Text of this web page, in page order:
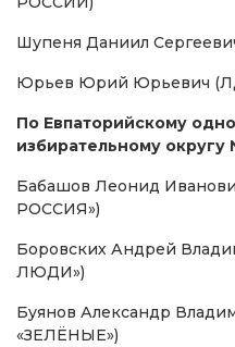
Шупеня Даниил
Юрьев Юрий Юрьевич
По Евпаторийскому
избирательному
Бабашов Леонид
РОССИЯ»)
Боровских Андрей
ЛЮДИ»)
Буянов Александр
«ЗЕЛЁНЫЕ»)